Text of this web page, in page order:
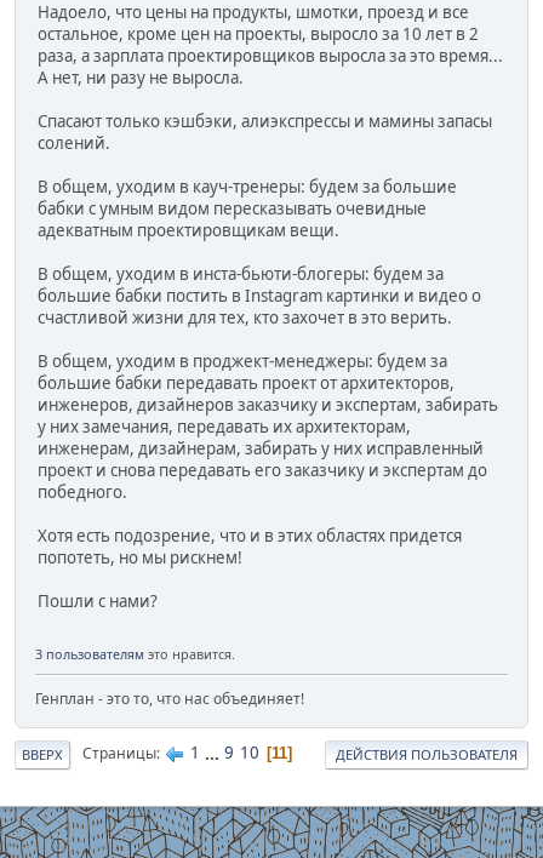
Надоело, что цены на продукты, шмотки, проезд и все
остальное, кроме цен на проекты, выросло за 10 лет в 2
раза, а зарплата проектировщиков выросла за это время...
А нет, ни разу не выросла.
Спасают только кэшбэки, алиэкспрессы и мамины запасы
солений.
В общем, уходим в кауч-тренеры: будем за большие
бабки с умным видом пересказывать очевидные
адекватным проектировщикам вещи.
В общем, уходим в инста-бьюти-блогеры: будем за
большие бабки постить в Instagram картинки и видео о
счастливой жизни для тех, кто захочет в это верить.
В общем, уходим в проджект-менеджеры: будем за
большие бабки передавать проект от архитекторов,
инженеров, дизайнеров заказчику и экспертам, забирать
у них замечания, передавать их архитекторам,
инженерам, дизайнерам, забирать у них исправленный
проект и снова передавать его заказчику и экспертам до
победного.
Хотя есть подозрение, что и в этих областях придется
попотеть, но мы рискнем!
Пошли с нами?
3 пользователям это нравится.
Генплан - это то, что нас объединяет!
ВВЕРХ Страницы 1 ... 9 10 11 ДЕЙСТВИЯ ПОЛЬЗОВАТЕЛЯ